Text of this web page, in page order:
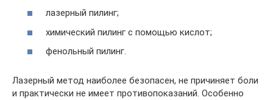
лазерный пилинг;
химический пилинг с помощью кислот;
фенольный пилинг.
Лазерный метод наиболее безопасен, не причиняет боли
и практически не имеет противопоказаний. Особенно